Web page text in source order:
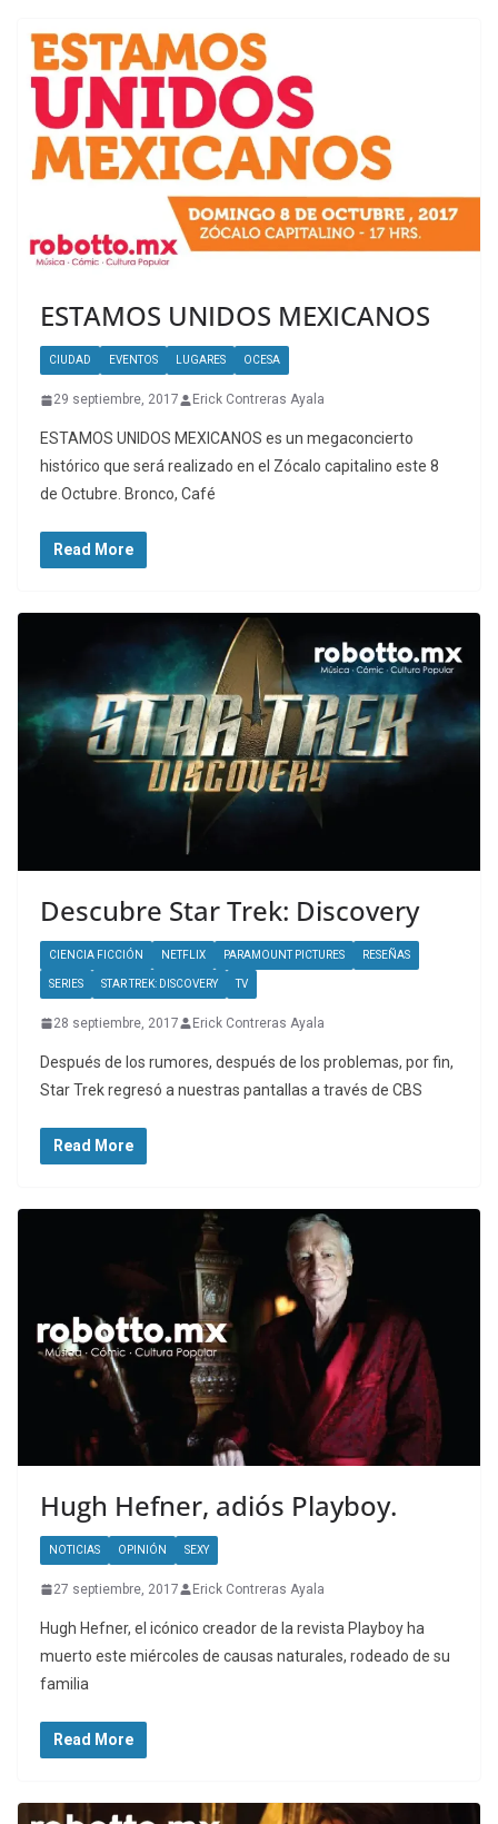
ESTAMOS UNIDOS MEXICANOS
CIUDAD EVENTOS LUGARES OCESA
29 septiembre, 2017 Erick Contreras Ayala
ESTAMOS UNIDOS MEXICANOS es un megaconcierto
histórico que será realizado en el Zócalo capitalino este 8
de Octubre. Bronco, Café
Read More
Descubre Star Trek: Discovery
CIENCIA FICCIÓN NETFLIX PARAMOUNT PICTURES RESEÑAS
SERIES STAR TREK: DISCOVERY TV
28 septiembre, 2017 Erick Contreras Ayala
Después de los rumores, después de los problemas, por fin,
Star Trek regresó a nuestras pantallas a través de CBS
Read More
Hugh Hefner, adiós Playboy.
NOTICIAS OPINIÓN SEXY
27 septiembre, 2017 Erick Contreras Ayala
Hugh Hefner, el icónico creador de la revista Playboy ha
muerto este miércoles de causas naturales, rodeado de su
familia
Read More